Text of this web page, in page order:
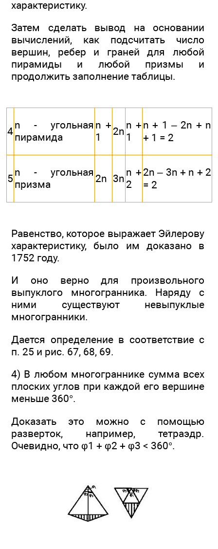
характеристику.
Затем сделать вывод на основании
вычислений, как подсчитать число
вершин, ребер и граней для любой
пирамиды и любой призмы и
продолжить заполнение таблицы.
4
n - угольная
пирамида
n +
1
2n
n +
1
n + 1 – 2n + n
+ 1 = 2
5
n - угольная
призма
2n 3n
n +
2
2n – 3n + n + 2
= 2
Равенство, которое выражает Эйлерову
характеристику, было им доказано в
1752 году.
И оно верно для произвольного
выпуклого многогранника. Наряду с
ними существуют невыпуклые
многогранники.
Дается определение в соответствие с
п. 25 и рис. 67, 68, 69.
4) В любом многограннике сумма всех
плоских углов при каждой его вершине
меньше 360°.
Доказать это можно с помощью
разверток, например, тетраэдр.
Очевидно, что φ1 + φ2 + φ3 < 360°.